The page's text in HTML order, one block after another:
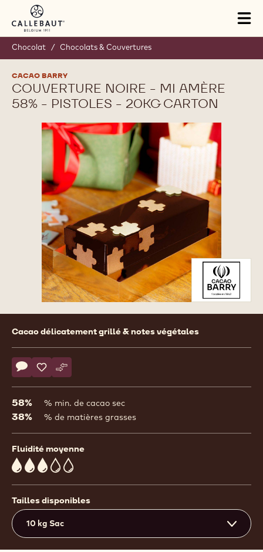
Skip to main content
Chocolat / Chocolats & Couvertures
CACAO BARRY
COUVERTURE NOIRE - MI AMÈRE
58% - PISTOLES - 20KG CARTON
Product
information
Cacao délicatement grillé & notes végétales
Actions
Écrire un commentaire
- COUVERTURE NOIRE - MI AMÈRE 58% - PISTOLES -
Sauvegarder
- COUVERTURE NOIRE - MI AMÈRE 58% - PISTOLES -
Comparer
- COUVERTURE NOIRE - MI AMÈRE 58% -
58% % min. de cacao sec
38% % de matières grasses
Fluidité moyenne
3
Tailles disponibles
10 kg Sac